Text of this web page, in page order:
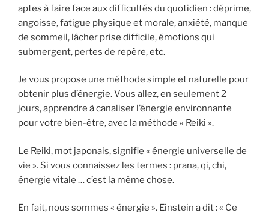
aptes à faire face aux difficultés du quotidien : déprime,
angoisse, fatigue physique et morale, anxiété, manque
de sommeil, lâcher prise difficile, émotions qui
submergent, pertes de repère, etc.
Je vous propose une méthode simple et naturelle pour
obtenir plus d’énergie. Vous allez, en seulement 2
jours, apprendre à canaliser l’énergie environnante
pour votre bien-être, avec la méthode « Reiki ».
Le Reiki, mot japonais, signifie « énergie universelle de
vie ». Si vous connaissez les termes : prana, qi, chi,
énergie vitale … c’est la même chose.
En fait, nous sommes « énergie ». Einstein a dit : « Ce